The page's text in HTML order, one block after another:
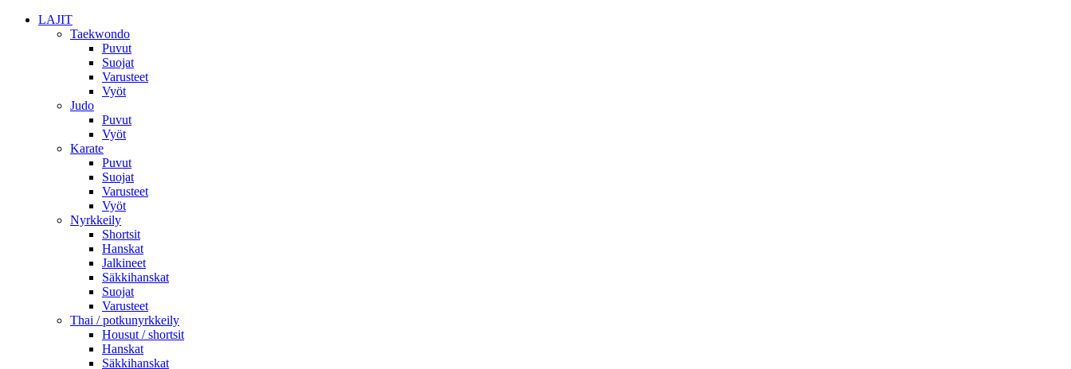
LAJIT
Taekwondo
Puvut
Suojat
Varusteet
Vyöt
Judo
Puvut
Vyöt
Karate
Puvut
Suojat
Varusteet
Vyöt
Nyrkkeily
Shortsit
Hanskat
Jalkineet
Säkkihanskat
Suojat
Varusteet
Thai / potkunyrkkeily
Housut / shortsit
Hanskat
Säkkihanskat